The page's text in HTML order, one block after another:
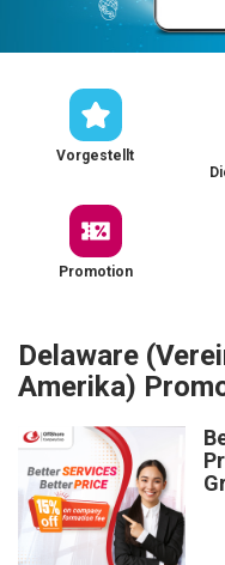
Vorgestellt
Promotion
Delaware
Amerika)